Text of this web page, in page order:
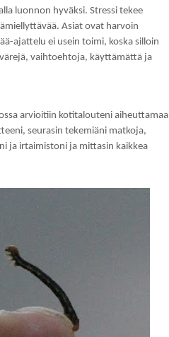
luonnon hyväksi. Stressi tekee
Asiat ovat harvoin
ajattelu ei usein toimi, koska silloin
vaihtoehtoja, käyttämättä ja
arvioitiin kotitalouteni aiheuttamaa
seurasin tekemiäni matkoja,
ja irtaimistoni ja mittasin kaikkea